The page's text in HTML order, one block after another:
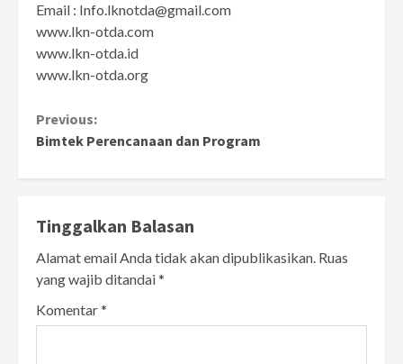
Email : Info.lknotda@gmail.com
www.lkn-otda.com
www.lkn-otda.id
www.lkn-otda.org
Continue
Previous:
Bimtek Perencanaan dan Program
Tinggalkan Balasan
Alamat email Anda tidak akan dipublikasikan. Ruas
yang wajib ditandai*
Komentar*